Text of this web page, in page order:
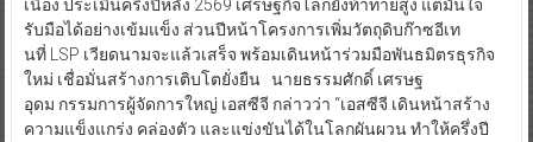
เนื่อง ประเมินครึ่งปีหลัง 2569 เศรษฐกิจโลกยังท้าทายสูง แต่มั่นใจ
รับมือได้อย่างเข้มแข็ง ส่วนปีหน้าโครงการเพิ่มวัตถุดิบก๊าซอีเท
นที่ LSP เวียดนามจะแล้วเสร็จ พร้อมเดินหน้าร่วมมือพันธมิตรธุรกิจ
ใหม่ เชื่อมั่นสร้างการเติบโตยั่งยืน นายธรรมศักดิ์ เศรษฐ
อุดม กรรมการผู้จัดการใหญ่ เอสซีจี กล่าวว่า “เอสซีจี เดินหน้าสร้าง
ความแข็งแกร่ง คล่องตัว และแข่งขันได้ในโลกผันผวน ทำให้ครึ่งปี